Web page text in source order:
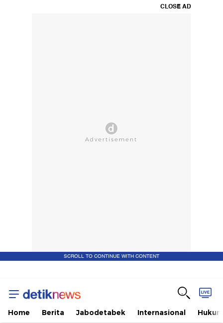
CLOSE AD
SCROLL TO CONTINUE WITH CONTENT
Home Berita Jabodetabek Internasional Hukum